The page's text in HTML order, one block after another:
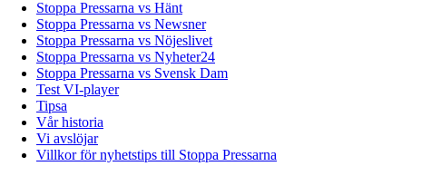
Stoppa Pressarna vs Hänt
Stoppa Pressarna vs Newsner
Stoppa Pressarna vs Nöjeslivet
Stoppa Pressarna vs Nyheter24
Stoppa Pressarna vs Svensk Dam
Test VI-player
Tipsa
Vår historia
Vi avslöjar
Villkor för nyhetstips till Stoppa Pressarna